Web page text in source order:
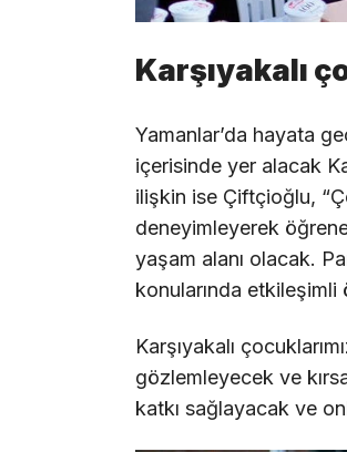
Karşıyakalı
Yamanlar’da hayata
içerisinde yer alacak
ilişkin ise Çiftçioğlu,
deneyimleyerek
yaşam alanı olacak.
konularında
Karşıyakalı
gözlemleyecek ve
katkı sağlayacak ve